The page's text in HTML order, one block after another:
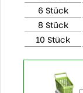
6 Stück
8 Stück
10 Stück